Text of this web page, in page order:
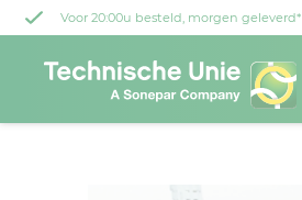
Voor 20:00u besteld, morgen geleverd*